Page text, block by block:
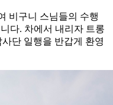
비구니 스님들의 수행
다. 차에서 내리자 트롱
단 일행을 반갑게 환영